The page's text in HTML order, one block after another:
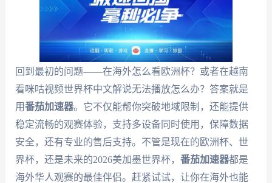
回到最初的问题——在海外怎么看欧洲杯？或者在越南
看咪咕视频世界杯中文解说无法播放怎么办？答案就是
用番茄加速器。它不仅能帮你突破地域限制，还能提供
稳定流畅的观赛体验，支持多设备同时使用，保障数据
安全，还有专业的售后支持。不管是现在的欧洲杯、世
界杯，还是未来的2026美加墨世界杯， 番茄加速器都是
海外华人观赛的最佳伴侣。赶紧试试，让你在海外也能